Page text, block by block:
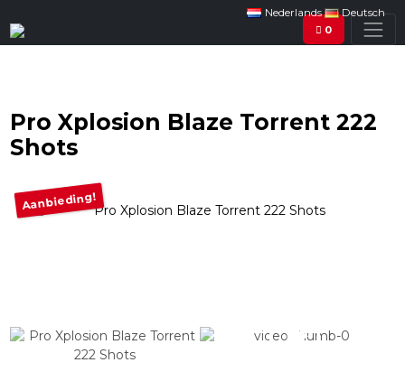
Nederlands
Deutsch
0
Pro Xplosion Blaze Torrent 222
Shots
Aanbieding!